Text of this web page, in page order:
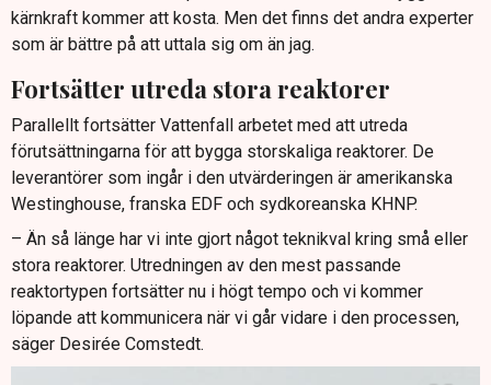
kärnkraft kommer att kosta. Men det finns det andra experter
som är bättre på att uttala sig om än jag.
Fortsätter utreda stora reaktorer
Parallellt fortsätter Vattenfall arbetet med att utreda
förutsättningarna för att bygga storskaliga reaktorer. De
leverantörer som ingår i den utvärderingen är amerikanska
Westinghouse, franska EDF och sydkoreanska KHNP.
– Än så länge har vi inte gjort något teknikval kring små eller
stora reaktorer. Utredningen av den mest passande
reaktortypen fortsätter nu i högt tempo och vi kommer
löpande att kommunicera när vi går vidare i den processen,
säger Desirée Comstedt.